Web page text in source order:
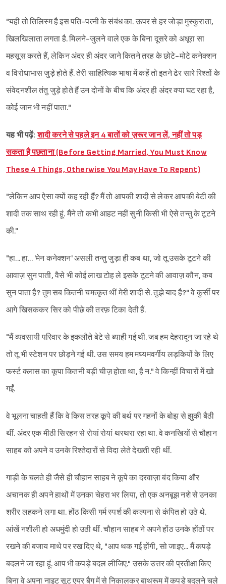
"यही तो तिलिस्म है इस पति-पत्नी के संबंध का. ऊपर से हर जोड़ा मुस्कुराता,
खिलखिलाता लगता है. मिलने-जुलने वाले एक के बिना दूसरे को अधूरा सा
महसूस करते हैं, लेकिन अंदर ही अंदर जाने कितने तरह के छोटे-मोटे कनेक्शन
व विरोधाभास जुड़े होते हैं. तेरी साहित्यिक भाषा में कहें तो इतने ढेर सारे रिश्तों के
संवेदनशील तंतु जुड़े होते हैं उन दोनों के बीच कि अंदर ही अंदर क्या घट रहा है,
कोई जान भी नहीं पाता."
यह भी पढ़ें:शादी करने से पहले इन 4 बातों को ज़रूर जान लें, नहीं तो पड़
सकता है पछताना (Before Getting Married, You Must Know
These 4 Things, Otherwise You May Have To Repent)
"लेकिन आप ऐसा क्यों कह रही हैं? मैं तो आपकी शादी से लेकर आपकी बेटी की
शादी तक साथ रही हूं. मैंने तो कभी आहट नहीं सुनी किसी भी ऐसे तन्तु के टूटने
की."
"हा... हा... 'मेन कनेक्शन' असली तन्तु जुड़ा ही कब था, जो तू उसके टूटने की
आवाज़ सुन पाती, वैसे भी कोई लाख टोह ले इसके टूटने की आवाज़ कौन, कब
सुन पाता है? तुम सब कितनी चमत्कृत थीं मेरी शादी से. तुझे याद है?" वे कुर्सी पर
आगे खिसककर सिर को पीछे की तरफ़ टिका देती हैं.
"मैं व्यवसायी परिवार के इकलौते बेटे से ब्याही गई थी. जब हम देहरादून जा रहे थे
तो तू भी स्टेशन पर छोड़ने गई थी. उस समय हम मध्यमवर्गीय लड़कियों के लिए
फर्स्ट क्लास का कूपा कितनी बड़ी चीज़ होता था, है न." वे किन्हीं विचारों में खो
गईं.
वे भूलना चाहती हैं कि वे किस तरह कूपे की बर्थ पर गहनों के बोझ से झुकी बैठी
थीं. अंदर एक मीठी सिरहन से रोयां रोयां थरथरा रहा था. वे कनखियों से चौहान
साहब को अपने व उनके रिश्तेदारों से विदा लेते देखती रही थीं.
गाड़ी के चलते ही जैसे ही चौहान साहब ने कूपे का दरवाज़ा बंद किया और
अचानक ही अपने हाथों में उनका चेहरा भर लिया, तो एक अनबूझ नशे से उनका
शरीर लहकने लगा था. होंठ किसी गर्म स्पर्श की कल्पना से कंपित हो उठे थे.
आंखें नशीली हो अधमुंदी हो उठी थीं. चौहान साहब ने अपने होंठ उनके होंठों पर
रखने की बजाय माथे पर रख दिए थे, "आप थक गई होंगी, सो जाइए... मैं कपड़े
बदलने जा रहा हूं. आप भी कपड़े बदल लीजिए." उसके उत्तर की प्रतीक्षा किए
बिना वे अपना नाइट सूट एयर बैग में से निकालकर बाथरूम में कपड़े बदलने चले